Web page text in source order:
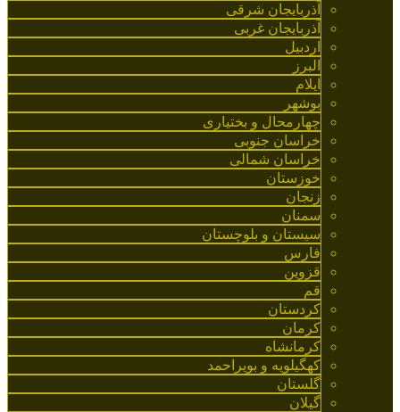
آذربایجان شرقی
آذربایجان غربی
اردبیل
البرز
ایلام
بوشهر
چهارمحال و بختیاری
خراسان جنوبی
خراسان شمالی
خوزستان
زنجان
سمنان
سیستان و بلوچستان
فارس
قزوین
قم
کردستان
کرمان
کرمانشاه
کهگیلویه و بویراحمد
گلستان
گیلان